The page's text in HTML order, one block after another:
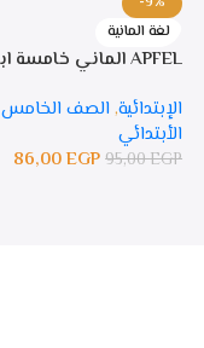
لغة المانية
APFEL الماني خامسة ابتدائي
الإبتدائية, الصف الخامس
الأبتدائي
95,00EGP
86,00EGP